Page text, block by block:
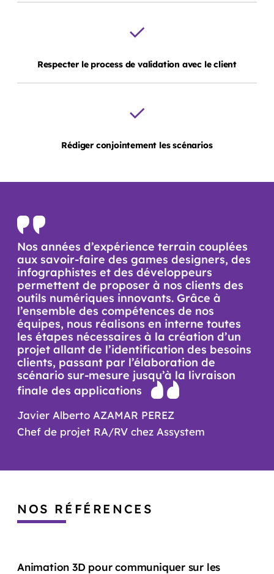
Respecter le process de validation avec le client
Rédiger conjointement les scénarios
Nos années d’expérience terrain couplées
aux savoir-faire des games designers, des
infographistes et des développeurs
permettent de proposer à nos clients des
outils numériques innovants. Grâce à
l’ensemble des compétences de nos
équipes, nous réalisons en interne toutes
les étapes nécessaires à la création d’un
projet allant de l’identification des besoins
clients, passant par l’élaboration de
scénario sur-mesure jusqu’à la livraison
finale des applications
Javier Alberto AZAMAR PEREZ
Chef de projet RA/RV chez Assystem
NOS RÉFÉRENCES
Animation 3D pour communiquer sur les